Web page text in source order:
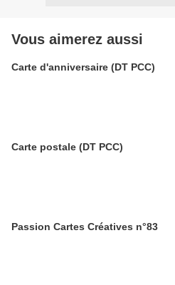
Vous aimerez aussi
Carte d'anniversaire (DT PCC)
Carte postale (DT PCC)
Passion Cartes Créatives n°83